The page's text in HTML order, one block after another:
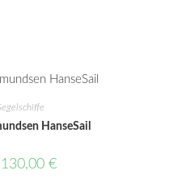
HanseSail
130,00 €